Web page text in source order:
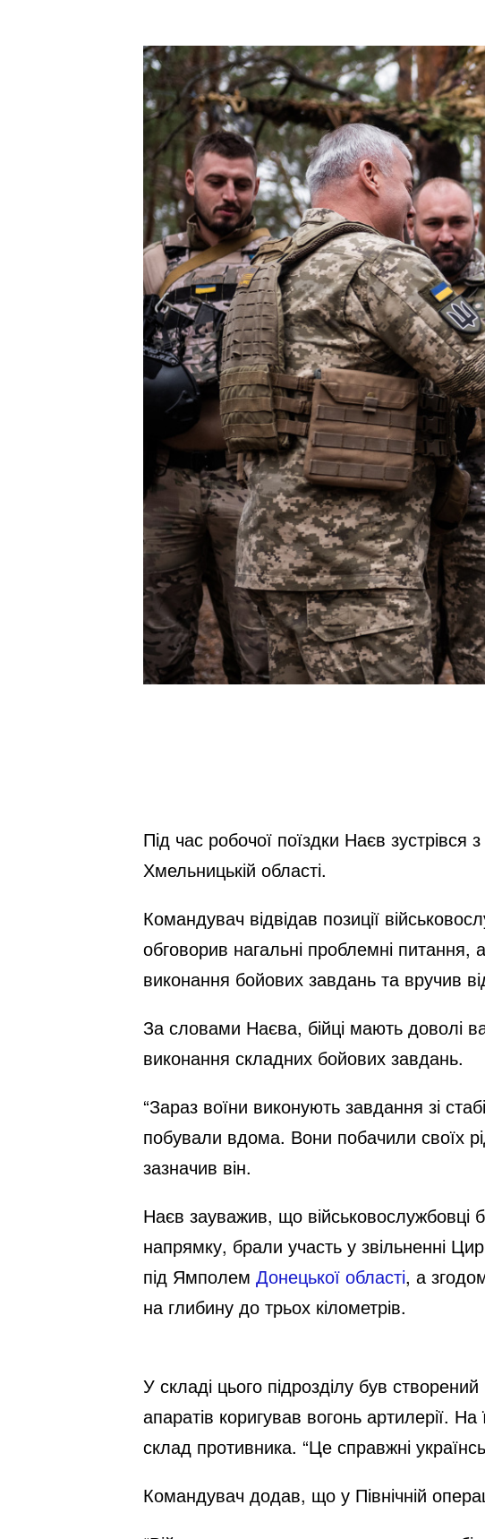
Під час робочої поїздки Наєв
Хмельницькій області.
Командувач відвідав позиції
обговорив нагальні проблемні питання,
виконання бойових завдань та вручив
За словами Наєва, бійці мають доволі
виконання складних бойових завдань.
“Зараз воїни виконують завдання зі
побували вдома. Вони побачили своїх
зазначив він.
Наєв зауважив, що військовослужбовці
напрямку, брали участь у звільненні
під Ямполем Донецької області, а
на глибину до трьох кілометрів.
У складі цього підрозділу був
апаратів коригував вогонь артилерії.
склад противника. “Це справжні
Командувач додав, що у Північній